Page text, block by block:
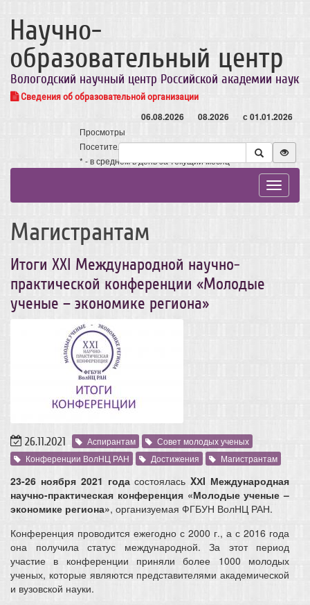
Научно-
образовательный центр
Вологодский научный центр Российской академии наук
Сведения об образовательной организации
06.08.2026 08.2026 с 01.01.2026
Просмотры
Посетители
* - в среднем в день за текущий месяц
Toggle
Магистрантам
Итоги ХХI Международной научно-
практической конференции «Молодые
ученые – экономике региона»
26.11.2021 Аспирантам
Совет молодых ученых
Конференции ВолНЦ РАН
Достижения Магистрантам
23-26 ноября 2021 годасостояласьXХI Международная
научно-практическая конференция «Молодые ученые –
экономике региона», организуемая ФГБУН ВолНЦ РАН.
Конференция проводится ежегодно с 2000 г., а с 2016 года
она получила статус международной. За этот период
участие в конференции приняли более 1000 молодых
ученых, которые являются представителями академической
и вузовской науки.